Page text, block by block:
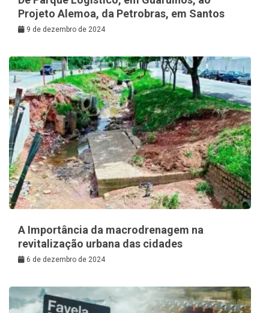
Projeto Alemoa, da Petrobras, em Santos
9 de dezembro de 2024
A Importância da macrodrenagem na
revitalização urbana das cidades
6 de dezembro de 2024